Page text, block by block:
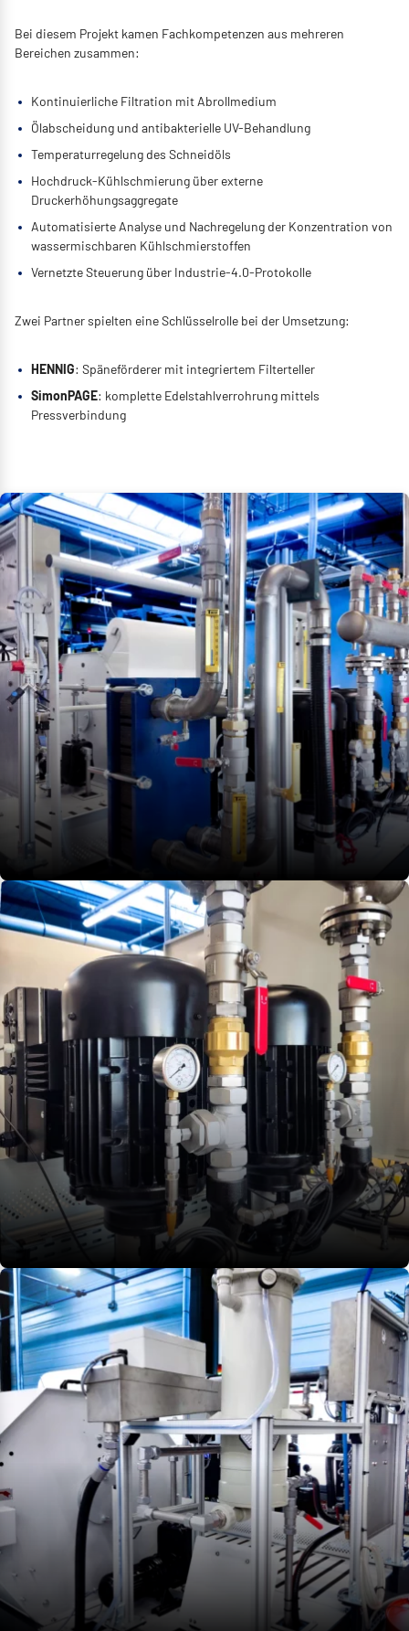
Bei diesem Projekt kamen Fachkompetenzen aus mehreren
Bereichen zusammen:
Kontinuierliche Filtration mit Abrollmedium
Ölabscheidung und antibakterielle UV-Behandlung
Temperaturregelung des Schneidöls
Hochdruck-Kühlschmierung über externe
Druckerhöhungsaggregate
Automatisierte Analyse und Nachregelung der Konzentration von
wassermischbaren Kühlschmierstoffen
Vernetzte Steuerung über Industrie-4.0-Protokolle
Zwei Partner spielten eine Schlüsselrolle bei der Umsetzung:
HENNIG: Späneförderer mit integriertem Filterteller
SimonPAGE: komplette Edelstahlverrohrung mittels
Pressverbindung